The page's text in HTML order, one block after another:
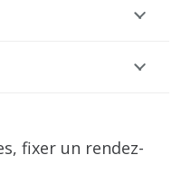
fixer un rendez-